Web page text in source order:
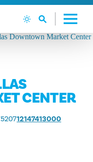
CENTER
12147413000